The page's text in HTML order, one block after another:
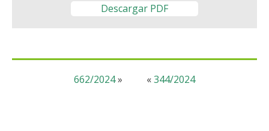
Descargar PDF
«344/2024
662/2024»